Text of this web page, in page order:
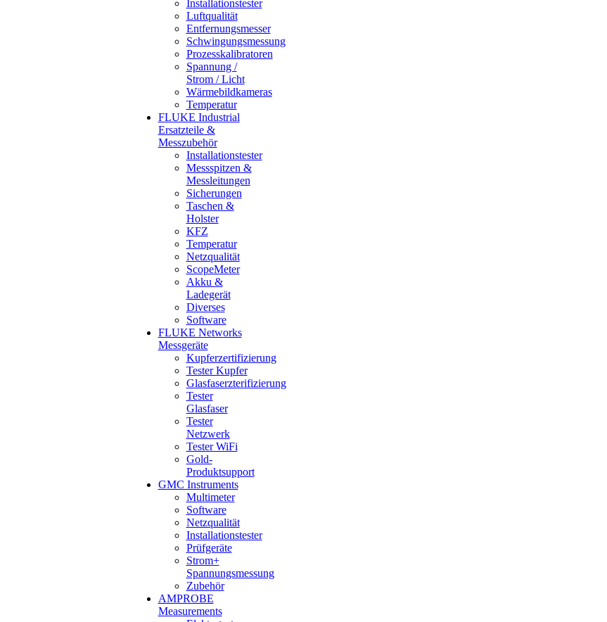
Installationstester
Luftqualität
Entfernungsmesser
Schwingungsmessung
Prozesskalibratoren
Spannung /
Strom / Licht
Wärmebildkameras
Temperatur
FLUKE Industrial
Ersatzteile &
Messzubehör
Installationstester
Messspitzen &
Messleitungen
Sicherungen
Taschen &
Holster
KFZ
Temperatur
Netzqualität
ScopeMeter
Akku &
Ladegerät
Diverses
Software
FLUKE Networks
Messgeräte
Kupferzertifizierung
Tester Kupfer
Glasfaserzterifizierung
Tester
Glasfaser
Tester
Netzwerk
Tester WiFi
Gold-
Produktsupport
GMC Instruments
Multimeter
Software
Netzqualität
Installationstester
Prüfgeräte
Strom+
Spannungsmessung
Zubehör
AMPROBE
Measurements